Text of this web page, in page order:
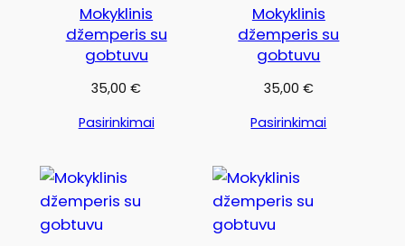
Mokyklinis
džemperis su
gobtuvu
35,00€
Pasirinkimai
Mokyklinis
džemperis su
gobtuvu
35,00 €
Pasirinkimai